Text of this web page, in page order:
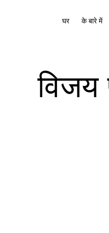
घर के बारे में
विजय